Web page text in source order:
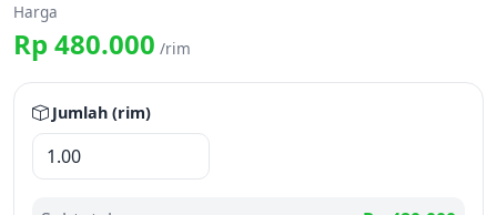
Harga
Rp 480.000 /rim
Jumlah (rim)